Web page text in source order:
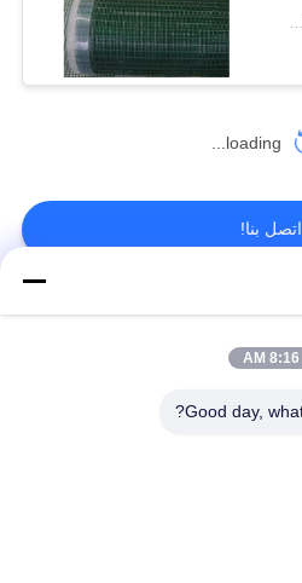
USD 200-1000 per pcs MOQ:1 قطعة
loading...
اتصل بنا!
عجلة صناعية
8:16 AM
Good day,